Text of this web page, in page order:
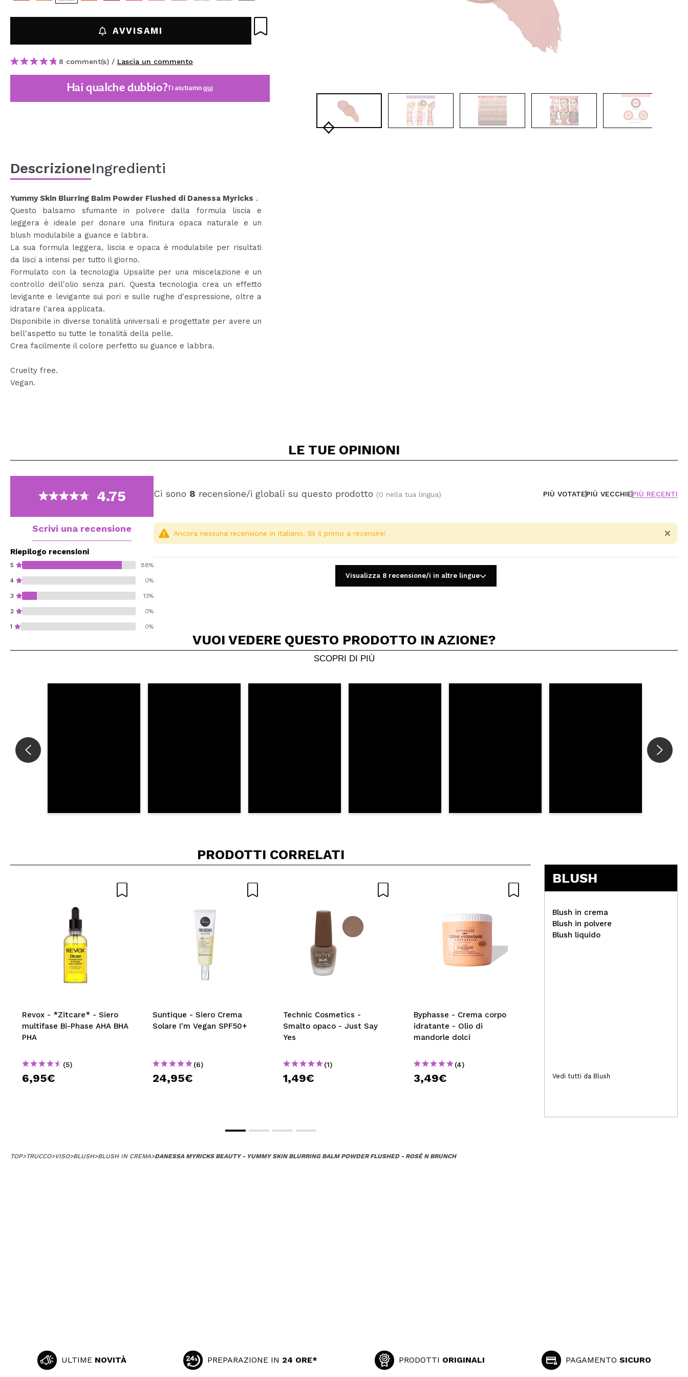
NATURE
PROSSIMAMENTE
CREARE UN ACCOUNT
AVVISAMI
8 comment(s) / Lascia un commento
Hai qualche dubbio?Ti aiutiamoqui
DescrizioneIngredienti
Yummy Skin Blurring Balm Powder Flushed di Danessa Myricks .
Questo balsamo sfumante in polvere dalla formula liscia e
leggera è ideale per donare una finitura opaca naturale e un
blush modulabile a guance e labbra.
La sua formula leggera, liscia e opaca è modulabile per risultati
da lisci a intensi per tutto il giorno.
Formulato con la tecnologia Upsalite per una miscelazione e un
controllo dell'olio senza pari. Questa tecnologia crea un effetto
levigante e levigante sui pori e sulle rughe d'espressione, oltre a
idratare l'area applicata.
Disponibile in diverse tonalità universali e progettate per avere un
bell'aspetto su tutte le tonalità della pelle.
Crea facilmente il colore perfetto su guance e labbra.
Cruelty free.
Vegan.
LE TUE OPINIONI
4.75
Scrivi una recensione
Riepilogo recensioni
5 88%
4 0%
3 13%
2 0%
1 0%
Ci sono 8 recensione/i globali su questo prodotto (0 nella tua lingua) PIÙ VOTATEPIÙ VECCHIEPIÙ RECENTI
Condividi un video o una foto
Il tuo video potrebbe essere il primo. Immaginalo...
5/5
Ancora nessuna recensione in italiano. Sii il primo a recensire!
Visualizza 8 recensione/i in altre lingue
VUOI VEDERE QUESTO PRODOTTO IN AZIONE?
SCOPRI DI PIÙ
PRODOTTI CORRELATI
Revox - *Zitcare* - Siero
multifase Bi-Phase AHA BHA
PHA
(5)
6,95€
Suntique - Siero Crema
Solare I'm Vegan SPF50+
(6)
24,95€
Technic Cosmetics -
Smalto opaco - Just Say
Yes
(1)
1,49€
Byphasse - Crema corpo
idratante - Olio di
mandorle dolci
(4)
3,49€ 4,99€
BLUSH
Blush in crema
Blush in polvere
Blush liquido
Vedi tutti da Blush
TOP>TRUCCO>VISO>BLUSH>BLUSH IN CREMA>DANESSA MYRICKS BEAUTY - YUMMY SKIN BLURRING BALM POWDER FLUSHED - ROSÉ N BRUNCH
ULTIME NOVITÀ PREPARAZIONE IN 24 ORE* PRODOTTI ORIGINALI PAGAMENTO SICURO